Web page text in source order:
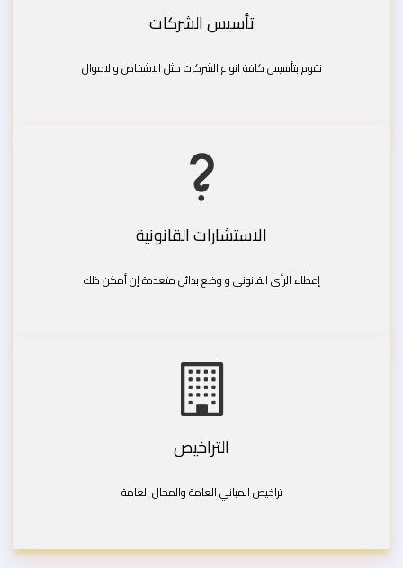
تأسيس الشركات
نقوم بتأسيس كافة انواع الشركات مثل الاشخاص والاموال
الاستشارات القانونية
إعطاء الرأى القانوني و وضع بدائل متعددة إن أمكن ذلك
التراخيص
تراخيص المباني العامة والمحال العامة